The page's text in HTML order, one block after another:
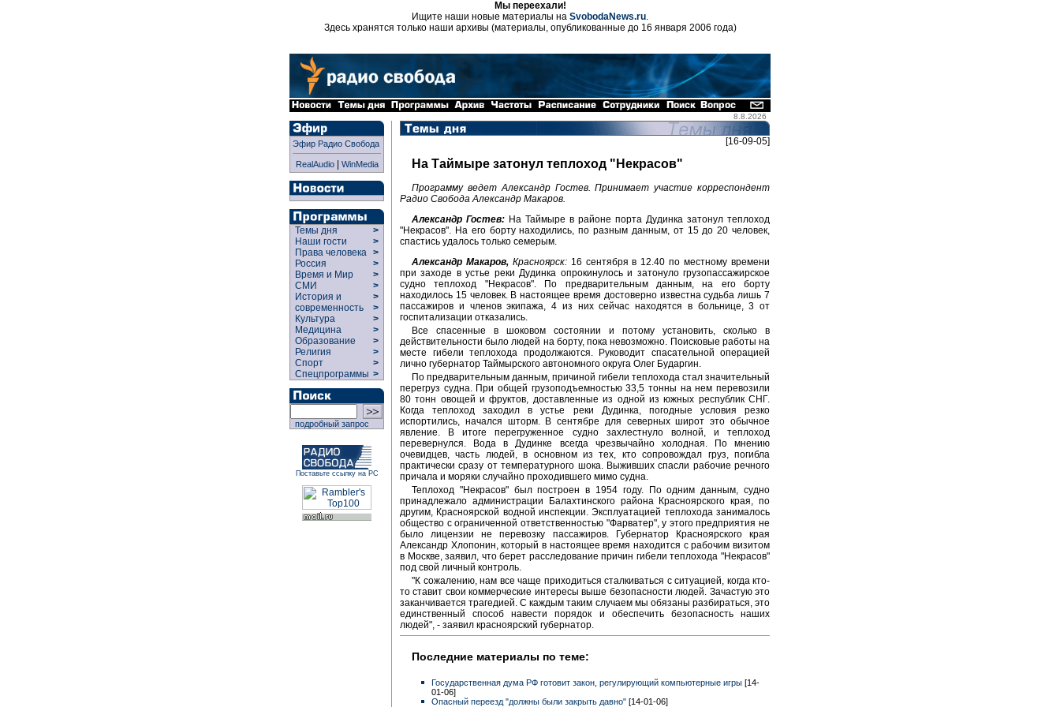
Мы переехали!
Ищите наши новые материалы на SvobodaNews.ru.
Здесь хранятся только наши архивы (материалы, опубликованные до 16 января 2006 года)
8.8.2026
Эфир Радио Свобода
RealAudio| WinMedia
Темы дня
>
Наши гости
>
Права человека >
Россия
>
Время и Мир
>
СМИ
>
История и
современность
>
>
Культура
>
Медицина
>
Образование
>
Религия
>
Спорт
>
Спецпрограммы >
подробный запрос
Поставьте ссылку на РС
[16-09-05]
На Таймыре затонул теплоход "Некрасов"
Программу ведет Александр Гостев. Принимает участие корреспондент
Радио Свобода Александр Макаров.
Александр Гостев: На Таймыре в районе порта Дудинка затонул теплоход
"Некрасов". На его борту находились, по разным данным, от 15 до 20 человек,
спастись удалось только семерым.
Александр Макаров,Красноярск:16 сентября в 12.40 по местному времени
при заходе в устье реки Дудинка опрокинулось и затонуло грузопассажирское
судно теплоход "Некрасов". По предварительным данным, на его борту
находилось 15 человек. В настоящее время достоверно известна судьба лишь 7
пассажиров и членов экипажа, 4 из них сейчас находятся в больнице, 3 от
госпитализации отказались.
Все спасенные в шоковом состоянии и потому установить, сколько в
действительности было людей на борту, пока невозможно. Поисковые работы на
месте гибели теплохода продолжаются. Руководит спасательной операцией
лично губернатор Таймырского автономного округа Олег Бударгин.
По предварительным данным, причиной гибели теплохода стал значительный
перегруз судна. При общей грузоподъемностью 33,5 тонны на нем перевозили
80 тонн овощей и фруктов, доставленные из одной из южных республик СНГ.
Когда теплоход заходил в устье реки Дудинка, погодные условия резко
испортились, начался шторм. В сентябре для северных широт это обычное
явление. В итоге перегруженное судно захлестнуло волной, и теплоход
перевернулся. Вода в Дудинке всегда чрезвычайно холодная. По мнению
очевидцев, часть людей, в основном из тех, кто сопровождал груз, погибла
практически сразу от температурного шока. Выживших спасли рабочие речного
причала и моряки случайно проходившего мимо судна.
Теплоход "Некрасов" был построен в 1954 году. По одним данным, судно
принадлежало администрации Балахтинского района Красноярского края, по
другим, Красноярской водной инспекции. Эксплуатацией теплохода занималось
общество с ограниченной ответственностью "Фарватер", у этого предприятия не
было лицензии не перевозку пассажиров. Губернатор Красноярского края
Александр Хлопонин, который в настоящее время находится с рабочим визитом
в Москве, заявил, что берет расследование причин гибели теплохода "Некрасов"
под свой личный контроль.
"К сожалению, нам все чаще приходиться сталкиваться с ситуацией, когда кто-
то ставит свои коммерческие интересы выше безопасности людей. Зачастую это
заканчивается трагедией. С каждым таким случаем мы обязаны разбираться, это
единственный способ навести порядок и обеспечить безопасность наших
людей", - заявил красноярский губернатор.
Последние материалы по теме:
Государственная дума РФ готовит закон, регулирующий компьютерные игры [14-
01-06]
Опасный переезд "должны были закрыть давно" [14-01-06]